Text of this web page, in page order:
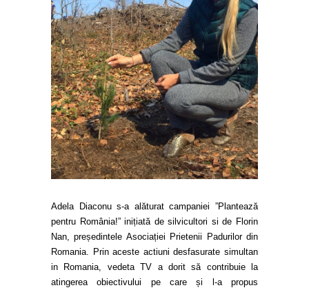
Adela Diaconu s-a alăturat campaniei ”Plantează
pentru România!” inițiată de silvicultori si de Florin
Nan, președintele Asociației Prietenii Padurilor din
Romania. Prin aceste actiuni desfasurate simultan
in Romania, vedeta TV a dorit să contribuie la
atingerea obiectivului pe care și l-a propus